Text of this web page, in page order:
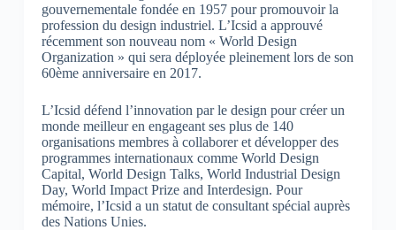
gouvernementale fondée en 1957 pour promouvoir la
profession du design industriel. L’Icsid a approuvé
récemment son nouveau nom « World Design
Organization » qui sera déployée pleinement lors de son
60ème anniversaire en 2017.
L’Icsid défend l’innovation par le design pour créer un
monde meilleur en engageant ses plus de 140
organisations membres à collaborer et développer des
programmes internationaux comme World Design
Capital, World Design Talks, World Industrial Design
Day, World Impact Prize and Interdesign. Pour
mémoire, l’Icsid a un statut de consultant spécial auprès
des Nations Unies.